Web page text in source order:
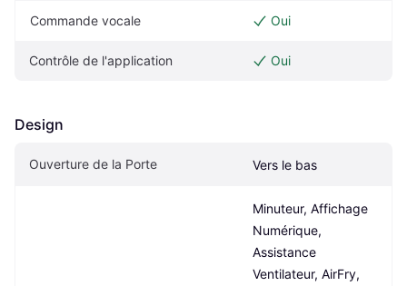
Commande vocale Oui
Contrôle de l'application Oui
Design
Ouverture de la Porte Vers le bas
Minuteur, Affichage
Numérique,
Assistance
Ventilateur, AirFry,